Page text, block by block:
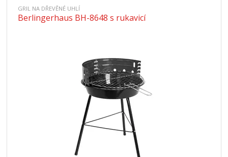
GRIL NA DŘEVĚNÉ UHLÍ
Berlingerhaus BH-8648 s rukavicí